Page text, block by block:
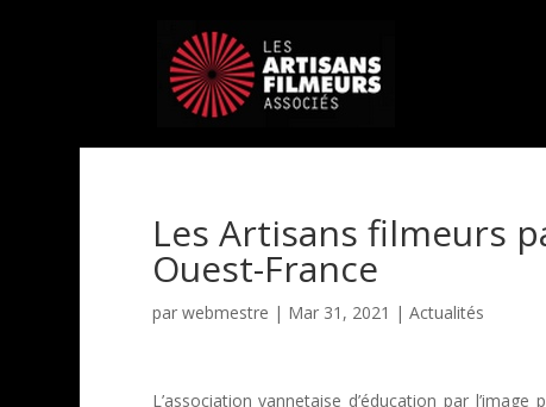
Les Artisans filmeurs
Ouest-France
par webmestre | Mar 31, 2021 | Actualités
L’association vannetaise d’éducation par